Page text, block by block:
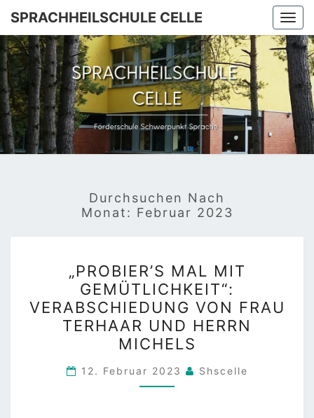
SPRACHHEILSCHULE CELLE
Förderschule
Schwerpunkt
Sprache
Durchsuchen Nach
Monat: Februar 2023
MAL
MIT
GEMÜTLICHKEIT“:
VERABSCHIEDUNG
VON
FRAU
TERHAAR
„PROBIER’S MAL MIT
GEMÜTLICHKEIT“:
VERABSCHIEDUNG VON FRAU
TERHAAR UND HERRN
MICHELS
12. Februar 2023 Shscelle